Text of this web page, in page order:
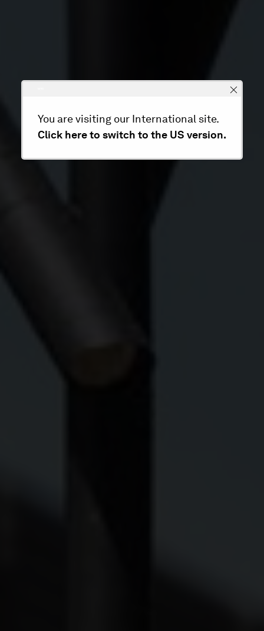
You are visiting our International site.
Click here to switch to the US version.